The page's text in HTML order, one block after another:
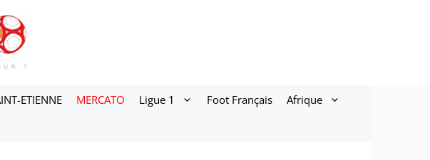
ETIENNE MERCATO Ligue 1 Foot Français Afrique